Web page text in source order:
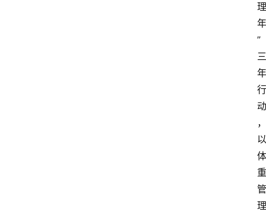
理
年
”
三
年
行
动
，
以
体
重
管
理